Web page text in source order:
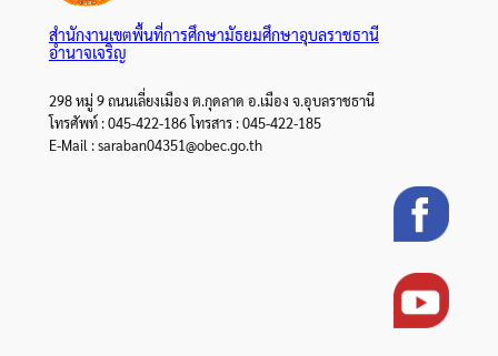
สำนักงานเขตพื้นที่การศึกษามัธยมศึกษาอุบลราชธานี
อำนาจเจริญ
298 หมู่ 9 ถนนเลี่ยงเมือง ต.กุดลาด อ.เมือง จ.อุบลราชธานี
โทรศัพท์ : 045-422-186 โทรสาร : 045-422-185
E-Mail : saraban04351@obec.go.th